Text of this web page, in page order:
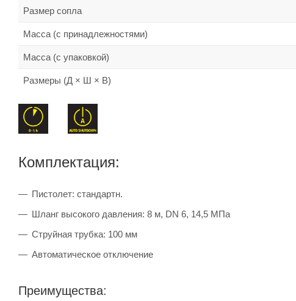
Размер сопла
Масса (с принадлежностями)
Масса (с упаковкой)
Размеры (Д × Ш × В)
Комплектация:
Пистолет: стандартн.
Шланг высокого давления: 8 м, DN 6, 14,5 МПа
Струйная трубка: 100 мм
Автоматическое отключение
Преимущества: